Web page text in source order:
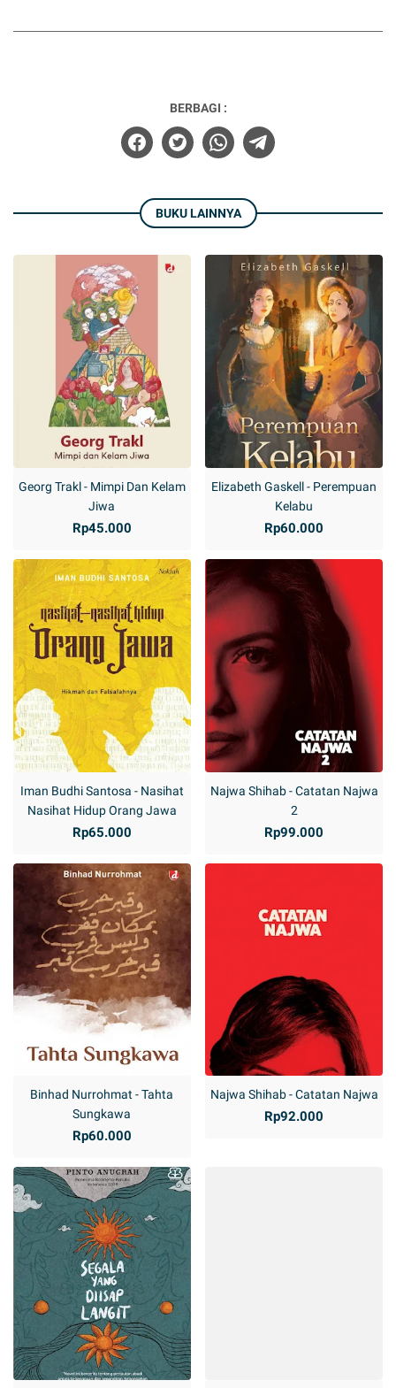
BERBAGI :
BUKU LAINNYA
Georg Trakl - Mimpi Dan Kelam
Jiwa
Rp45.000
Elizabeth Gaskell - Perempuan
Kelabu
Rp60.000
Iman Budhi Santosa - Nasihat
Nasihat Hidup Orang Jawa
Rp65.000
Najwa Shihab - Catatan Najwa
2
Rp99.000
Binhad Nurrohmat - Tahta
Sungkawa
Rp60.000
Najwa Shihab - Catatan Najwa
Rp92.000